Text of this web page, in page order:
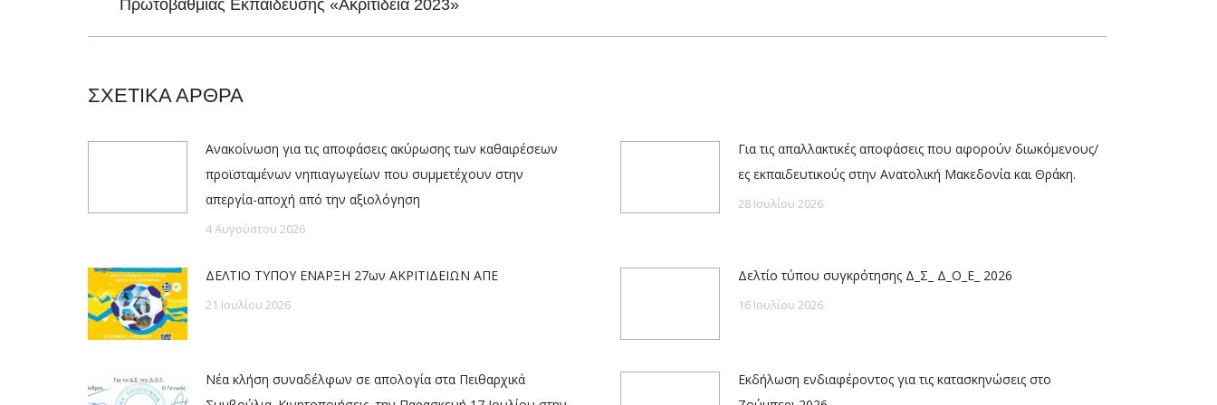
post:
Πρωτοβάθμιας Εκπαίδευσης «Ακριτίδεια 2023»
ΣΧΕΤΙΚΑ ΑΡΘΡΑ
Ανακοίνωση για τις αποφάσεις ακύρωσης των καθαιρέσεων
προϊσταμένων νηπιαγωγείων που συμμετέχουν στην
απεργία-αποχή από την αξιολόγηση
4 Αυγούστου 2026
Για τις απαλλακτικές αποφάσεις που αφορούν διωκόμενους/
ες εκπαιδευτικούς στην Ανατολική Μακεδονία και Θράκη.
28 Ιουλίου 2026
ΔΕΛΤΙΟ ΤΥΠΟΥ ΕΝΑΡΞΗ 27ων ΑΚΡΙΤΙΔΕΙΩΝ ΑΠΕ
21 Ιουλίου 2026
Δελτίο τύπου συγκρότησης Δ_Σ_ Δ_Ο_Ε_ 2026
16 Ιουλίου 2026
Νέα κλήση συναδέλφων σε απολογία στα Πειθαρχικά
Εκδήλωση ενδιαφέροντος για τις κατασκηνώσεις στο